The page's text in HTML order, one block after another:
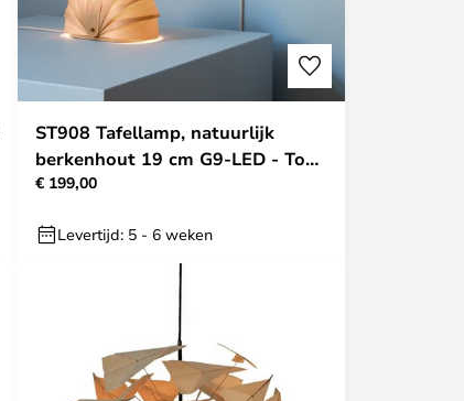
ST908 Tafellamp, natuurlijk
berkenhout 19 cm G9-LED - Tom
Rossau
€ 199,00
Levertijd: 5 - 6 weken